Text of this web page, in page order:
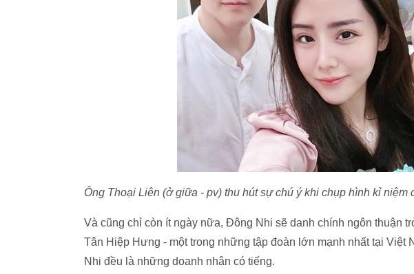
Ông Thoại Liên (ở giữa - pv) thu hút sự chú ý khi chụp hình kỉ
Và cũng chỉ còn ít ngày nữa, Đông Nhi sẽ danh chính ngôn thuận
Tân Hiệp Hưng - một trong những tập đoàn lớn mạnh nhất tại Việt
Nhi đều là những doanh nhân có tiếng.